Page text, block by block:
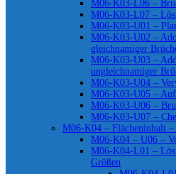
M06-K03-L06 –
M06-K03-L07 –
M06-K03-U01 –
M06-K03-U02 –
gleichnamiger
M06-K03-U03 –
ungleichnamiger
M06-K03-U04 –
M06-K03-U05 –
M06-K03-U06 –
M06-K03-U07 –
M06-K04 – Flächeninhalt –
M06-K04 – U06 –
M06-K04-L01 –
Größen